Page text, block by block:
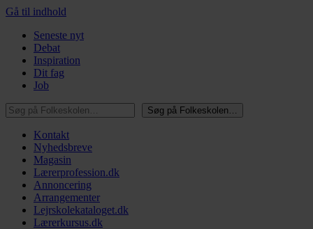
Gå til indhold
Seneste nyt
Debat
Inspiration
Dit fag
Job
Søg på Folkeskolen…
Søg på Folkeskolen…
Kontakt
Nyhedsbreve
Magasin
Lærerprofession.dk
Annoncering
Arrangementer
Lejrskolekataloget.dk
Lærerkursus.dk